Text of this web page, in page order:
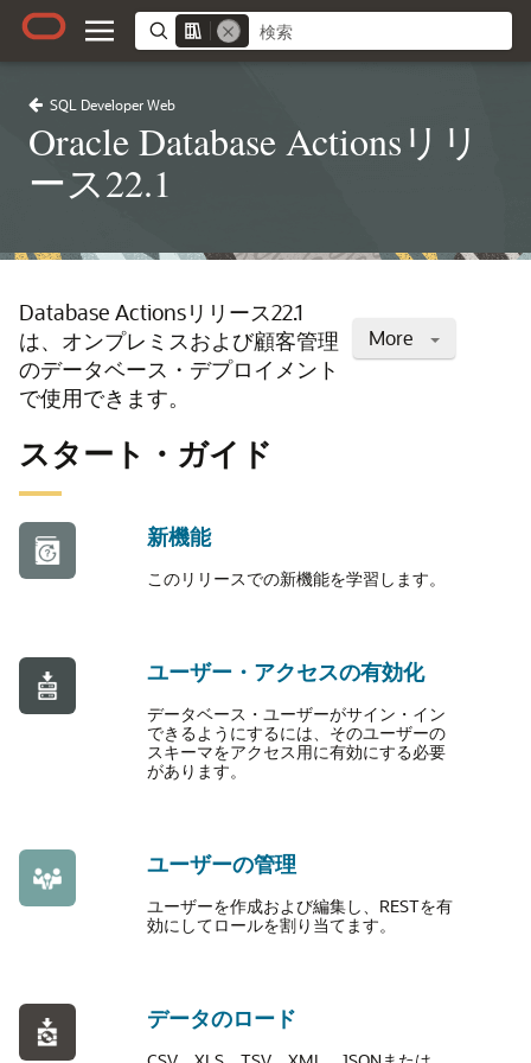
SQL Developer Web
Oracle Database Actionsリリ
ース22.1
More
Database Actionsリリース22.1
は、オンプレミスおよび顧客管理
のデータベース・デプロイメント
で使用できます。
スタート・ガイド
新機能
このリリースでの新機能を学習します。
ユーザー・アクセスの有効化
データベース・ユーザーがサイン・イン
できるようにするには、そのユーザーの
スキーマをアクセス用に有効にする必要
があります。
ユーザーの管理
ユーザーを作成および編集し、RESTを有
効にしてロールを割り当てます。
データのロード